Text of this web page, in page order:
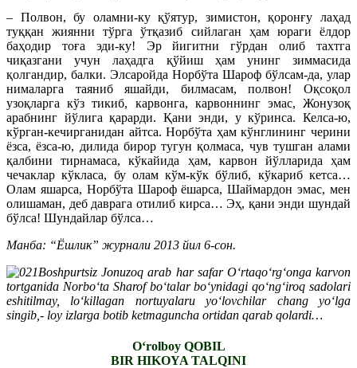
– Полвон, бу оламни-ку қўятур, зимистон, қоронғу лаҳад
туққан жиянни тўрга ўтқазиб сийлаган ҳам юраги ёлдор
баҳодир тоға эди-ку! Эр йигитни гўрдан олиб тахтга
чиқазгани учун лаҳадга қўйиш ҳам унинг зиммасида
қолгандир, балки. Элсаройда Норбўта Шароф бўлсам-да, улар
нималарга таяниб яшайди, билмасам, полвон! Оқсоқол
узоқларга кўз тикиб, карвонга, карвоннинг эмас, Жонузоқ
арабнинг йўлига қарарди. Қани энди, у кўринса. Келса-ю,
кўрган-кечирганидан айтса. Норбўта ҳам кўнглининг черини
ёзса, ёзса-ю, дилида бирор тугун қолмаса, чув тушган алами
қалбини тирнамаса, кўкайида ҳам, карвон йўлларида ҳам
чечаклар кўкласа, бу олам кўм-кўк бўлиб, кўкариб кетса…
Олам яшарса, Норбўта Шароф ёшарса, Шаймардон эмас, мен
олишаман, деб даврага отилиб кирса… Эҳ, қани энди шундай
бўлса! Шундайлар бўлса…
Манба: “Ёшлик” журнали 2013 йил 6-сон.
Boshpurtsiz Jonuzoq arab har safar Oʻrtaqoʻrgʻonga karvon
tortganida Norboʻta Sharof boʻtalar boʻynidagi qoʻngʻiroq sadolari
eshitilmay, loʻkillagan nortuyalaru yoʻlovchilar chang yoʻlga
singib,- loy izlarga botib ketmaguncha ortidan qarab qolardi…
Oʻrolboy QOBIL
BIR HIKOYA TALQINI